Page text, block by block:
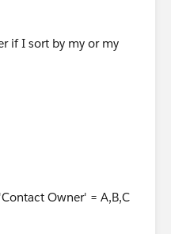
if I sort by my or my
Owner' = A,B,C